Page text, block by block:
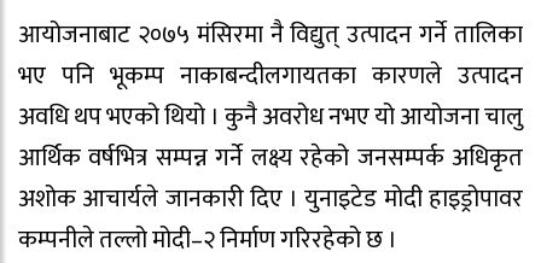
आयोजनाबाट २०७५ मंसिरमा नै विद्युत् उत्पादन गर्ने तालिका
भए पनि भूकम्प नाकाबन्दीलगायतका कारणले उत्पादन
अवधि थप भएको थियो । कुनै अवरोध नभए यो आयोजना चालु
आर्थिक वर्षभित्र सम्पन्न गर्ने लक्ष्य रहेको जनसम्पर्क अधिकृत
अशोक आचार्यले जानकारी दिए । युनाइटेड मोदी हाइड्रोपावर
कम्पनीले तल्लो मोदी–२ निर्माण गरिरहेको छ ।